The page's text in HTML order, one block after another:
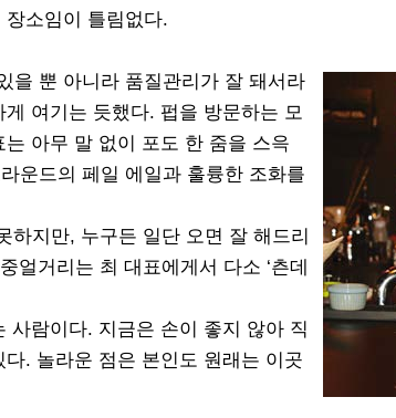
소임이 틀림없다.
을 뿐 아니라 품질관리가 잘 돼서라
여기는 듯했다. 펍을 방문하는 모
아무 말 없이 포도 한 줌을 스윽
운드의 페일 에일과 훌륭한 조화를
하지만, 누구든 일단 오면 잘 해드리
얼거리는 최 대표에게서 다소 ‘츤데
사람이다. 지금은 손이 좋지 않아 직
. 놀라운 점은 본인도 원래는 이곳